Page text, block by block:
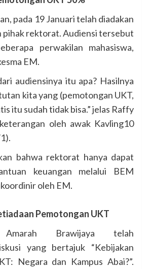
pada 19 Januari telah diadakan
pihak rektorat. Audiensi tersebut
perwakilan mahasiswa,
EM.
audiensinya itu apa? Hasilnya
kita yang (pemotongan UKT,
itu sudah tidak bisa.” jelas Raffy
oleh awak Kavling10
bahwa rektorat hanya dapat
keuangan melalui BEM
oleh EM.
Pemotongan UKT
Amarah Brawijaya telah
yang bertajuk “Kebijakan
Negara dan Kampus Abai?”.